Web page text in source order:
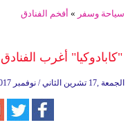
سياحة وسفر » أفخم الفنادق
"كابادوكيا" أغرب
09:38 2017 الجمعة ,17 تشرين الثاني / نوفمبر